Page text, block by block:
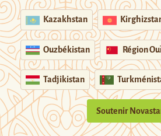
Kazakhstan
Ouzbékistan Région
Tadjikistan
Soutenir